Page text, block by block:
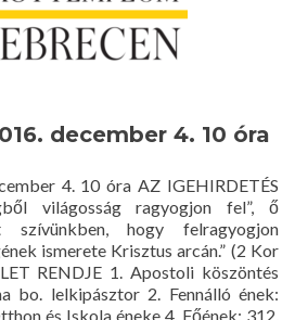
december 4. 10 óra
4. 10 óra AZ IGEHIRDETÉS
világosság ragyogjon fel”, ő
szívünkben, hogy felragyogjon
ismerete Krisztus arcán.” (2 Kor
RENDJE 1. Apostoli köszöntés
bo. lelkipásztor 2. Fennálló ének:
és Iskola éneke 4. Főének: 312,